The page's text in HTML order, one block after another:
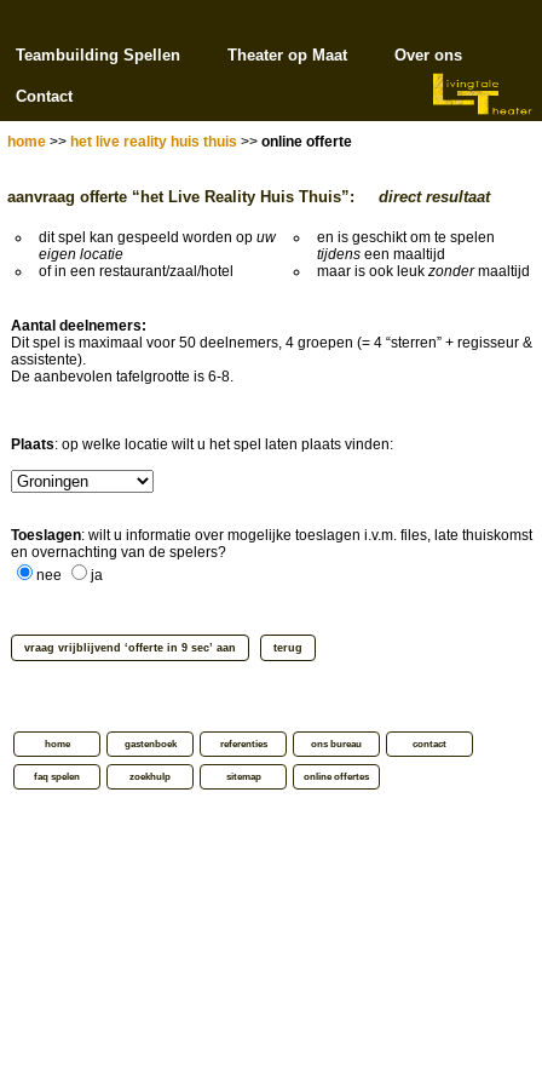
Teambuilding Spellen Theater op Maat Over ons
Contact
home >> het live reality huis thuis >> online offerte
aanvraag offerte “het Live Reality Huis Thuis”: direct resultaat
dit spel kan gespeeld worden op uw
eigen locatie
of in een restaurant/zaal/hotel
en is geschikt om te spelen
tijdens een maaltijd
maar is ook leuk zondermaaltijd
Aantal deelnemers:
Dit spel is maximaal voor 50 deelnemers, 4 groepen (= 4 “sterren” + regisseur &
assistente).
De aanbevolen tafelgrootte is 6-8.
Plaats: op welke locatie wilt u het spel laten plaats vinden:
Toeslagen: wilt u informatie over mogelijke toeslagen i.v.m. files, late thuiskomst
en overnachting van de spelers?
nee
ja
home gastenboek referenties ons bureau contact
faq spelen zoekhulp sitemap online offertes